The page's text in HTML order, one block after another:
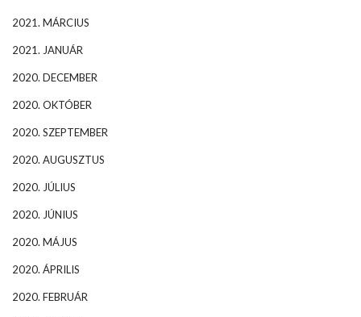
2021. MÁRCIUS
2021. JANUÁR
2020. DECEMBER
2020. OKTÓBER
2020. SZEPTEMBER
2020. AUGUSZTUS
2020. JÚLIUS
2020. JÚNIUS
2020. MÁJUS
2020. ÁPRILIS
2020. FEBRUÁR